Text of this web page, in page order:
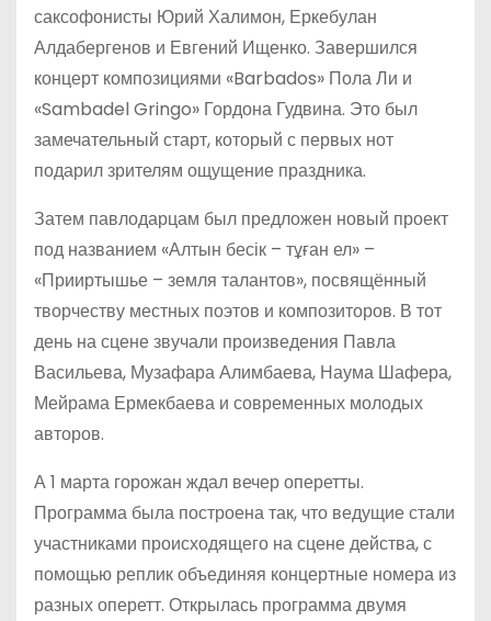
саксофонисты Юрий Халимон, Еркебулан
Алдабергенов и Евгений Ищенко. Завершился
концерт композициями «Barbados» Пола Ли и
«Sambadel Gringo» Гордона Гудвина. Это был
замечательный старт, который с первых нот
подарил зрителям ощущение праздника.
Затем павлодарцам был предложен новый проект
под названием «Алтын бесік – тұған ел» –
«Прииртышье – земля талантов», посвящённый
творчеству местных поэтов и композиторов. В тот
день на сцене звучали произведения Павла
Васильева, Музафара Алимбаева, Наума Шафера,
Мейрама Ермекбаева и современных молодых
авторов.
А 1 марта горожан ждал вечер оперетты.
Программа была построена так, что ведущие стали
участниками происходящего на сцене действа, с
помощью реплик объединяя концертные номера из
разных оперетт. Открылась программа двумя